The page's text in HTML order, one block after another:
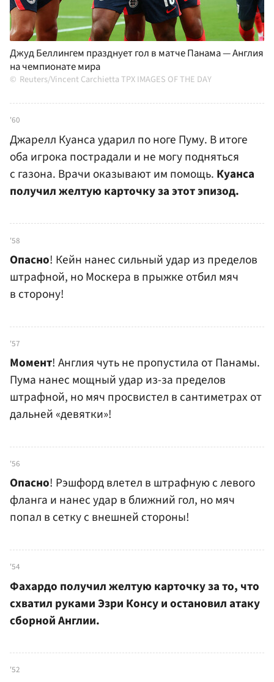
Джуд Беллингем празднует гол в матче Панама — Англия
на чемпионате мира
Reuters/Vincent Carchietta TPX IMAGES OF THE DAY
'60
Джарелл Куанса ударил по ноге Пуму. В итоге
оба игрока пострадали и не могу подняться
с газона. Врачи оказывают им помощь. Куанса
получил желтую карточку за этот эпизод.
'58
Опасно! Кейн нанес сильный удар из пределов
штрафной, но Москера в прыжке отбил мяч
в сторону!
'57
Момент! Англия чуть не пропустила от Панамы.
Пума нанес мощный удар из-за пределов
штрафной, но мяч просвистел в сантиметрах от
дальней «девятки»!
'56
Опасно! Рэшфорд влетел в штрафную с левого
фланга и нанес удар в ближний гол, но мяч
попал в сетку с внешней стороны!
'54
Фахардо получил желтую карточку за то, что
схватил руками Эзри Консу и остановил атаку
сборной Англии.
'52